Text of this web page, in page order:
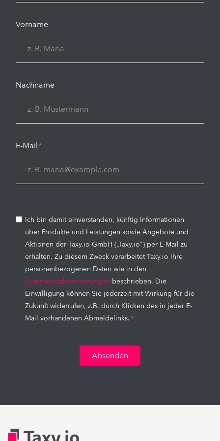
Vorname
Nachname
E-Mail*
Ich bin damit einverstanden, künftig Informationen
über Produkte und Leistungen sowie Angebote und
Aktionen der Taxy.io GmbH („Taxy.io") per E-Mail zu
erhalten. Zu diesem Zweck verarbeitet Taxy.io Ihre
personenbezogenen Daten wie in den
Datenschutzbestimmungen beschrieben. Die
Einwilligung können Sie jederzeit mit Wirkung für die
Zukunft widerrufen, z.B. durch Klicken des in jeder E-
Mail vorhandenen Abmeldelinks.*